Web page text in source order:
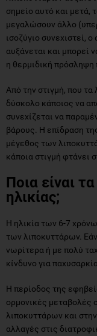
σημείο αυτό και μετά,
μεγαλώσουν άλλο
ισοζύγιο συνεχιστεί,
αυξάνεται και μπορεί
η θερμιδική πρόσληψη
Από την στιγμή, που τα
δύσκολο κάποιος να
συνεχίζεται να
βάρους. Η επίδραση
μέγεθος των
κάποια στιγμή φτάνει
Ποια είναι
ηλικίας;
Η ηλικία των 6-7
των λιποκυττάρων.
νωρίτερα ή με πολύ
κίνδυνο για παχυσαρκία.
Η περίοδος της
ορμονικές μεταβολές
λιποκυττάρων και
αλλαγές στις